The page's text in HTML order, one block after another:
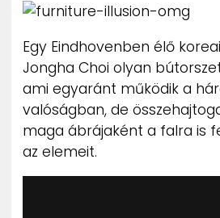
UTCA
ZENE
MÉDIAAJÁNLAT
IMPRESSZUM
PR-ARCHÍVUM
Egy Eindhovenben élő
Jongha Choi olyan
ami egyaránt működik a
valóságban, de
maga ábrájaként a falra is
az elemeit.